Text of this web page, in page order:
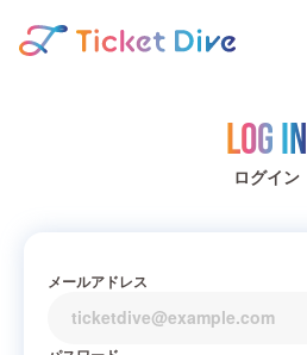
Log in
ログイン
メールアドレス